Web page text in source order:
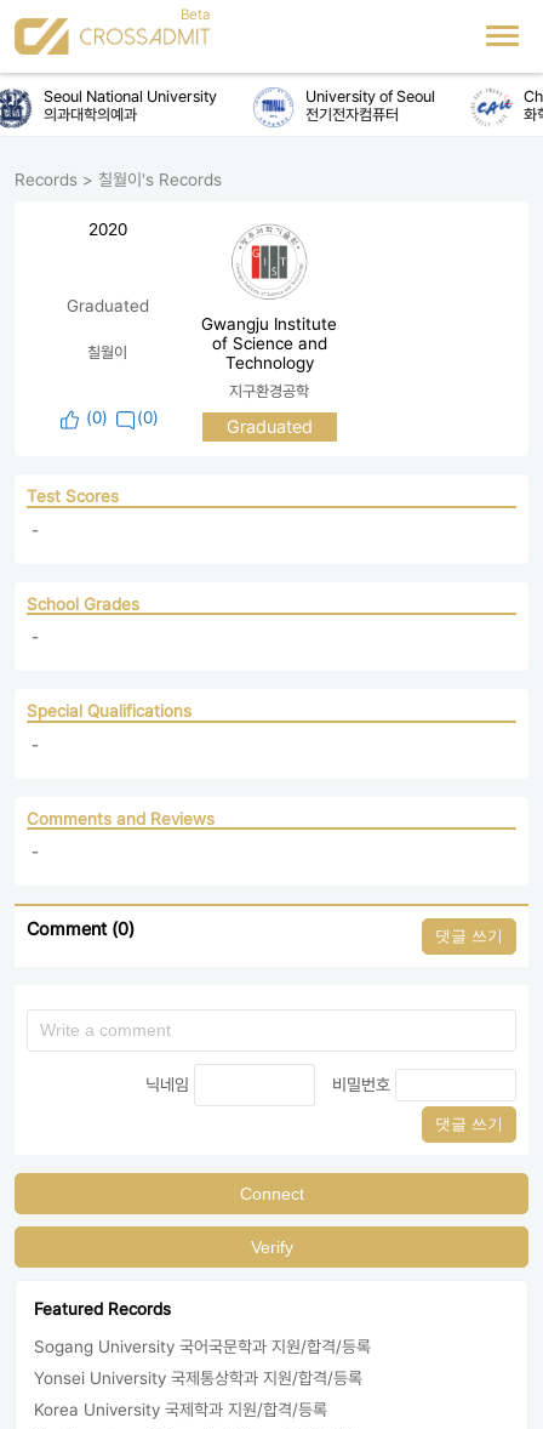
Seoul National University
의과대학의예과
University of Seoul
전기전자컴퓨터
화
Records > 칠월이's Records
2020
Graduated
칠월이
(0) (0)
Gwangju Institute
of Science and
Technology
지구환경공학
Graduated
Test Scores
-
School Grades
-
Special Qualifications
-
Comments and Reviews
-
Comment (0) 댓글 쓰기
닉네임 비밀번호
댓글 쓰기
Connect
Verify
Featured Records
Sogang University 국어국문학과 지원/합격/등록
Yonsei University 국제통상학과 지원/합격/등록
Korea University 국제학과 지원/합격/등록